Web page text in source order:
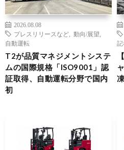
2026.08.08
プレスリリースなど
動向/展望
自動運転
T2が品質マネジメントシステ
ムの国際規格「ISO9001」認
証取得、自動運転分野で国内
初
記